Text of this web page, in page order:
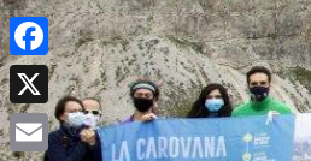
Facebook
X